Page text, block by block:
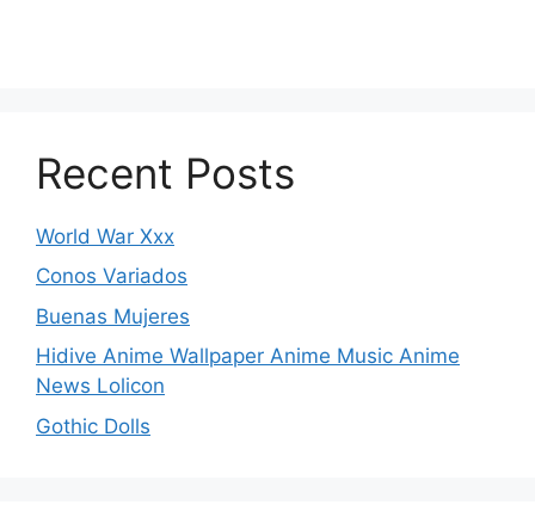
Recent Posts
World War Xxx
Conos Variados
Buenas Mujeres
Hidive Anime Wallpaper Anime Music Anime
News Lolicon
Gothic Dolls